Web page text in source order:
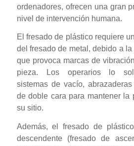
ordenadores, ofrecen una gran
nivel de intervención humana.
El fresado de plástico requiere
del fresado de metal, debido a
que provoca marcas de
pieza. Los operarios lo
sistemas de vacío,
de doble cara para mantener la
su sitio.
Además, el fresado de
descendente (fresado de